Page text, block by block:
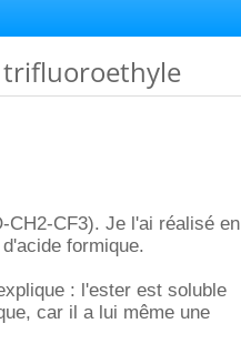
trifluoroethyle
CH2-CF3). Je l'ai réalisé en
formique.
: l'ester est soluble
car il a lui même une